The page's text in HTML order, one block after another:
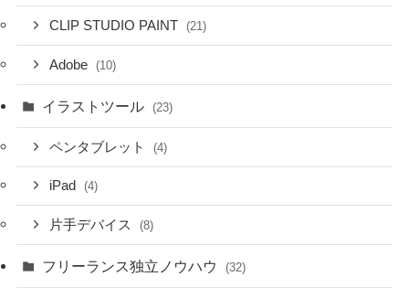
CLIP STUDIO PAINT (21)
Adobe (10)
イラストツール (23)
ペンタブレット (4)
iPad (4)
片手デバイス (8)
フリーランス独立ノウハウ (32)